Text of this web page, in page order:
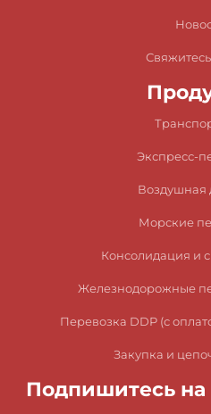
Экспресс-
Воздушная
Морские
Консолидация и
Железнодорожные
Перевозка DDP (с
Закупка и
Подпишитесь